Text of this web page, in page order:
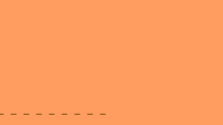
－－－－－－－－